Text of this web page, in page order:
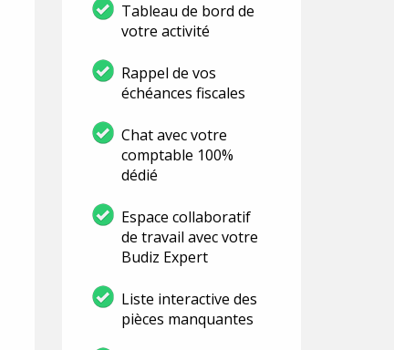
Tableau de bord de
votre activité
Rappel de vos
échéances fiscales
Chat avec votre
comptable 100%
dédié
Espace collaboratif
de travail avec votre
Budiz Expert
Liste interactive des
pièces manquantes